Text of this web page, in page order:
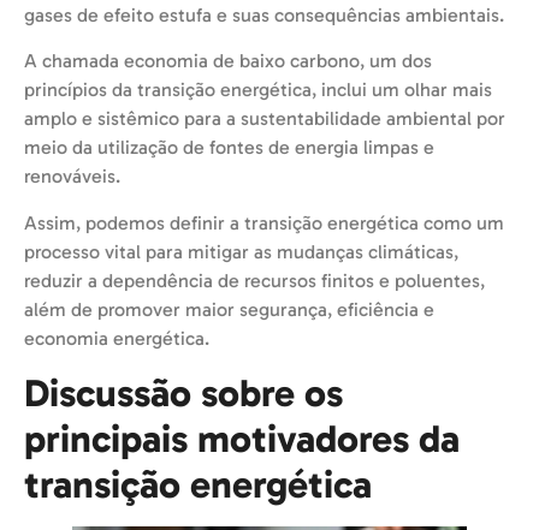
gases de efeito estufa e suas consequências ambientais.
A chamada economia de baixo carbono, um dos
princípios da transição energética, inclui um olhar mais
amplo e sistêmico para a sustentabilidade ambiental por
meio da utilização de fontes de energia limpas e
renováveis.
Assim, podemos definir a transição energética como um
processo vital para mitigar as mudanças climáticas,
reduzir a dependência de recursos finitos e poluentes,
além de promover maior segurança, eficiência e
economia energética.
Discussão sobre os
principais motivadores da
transição energética